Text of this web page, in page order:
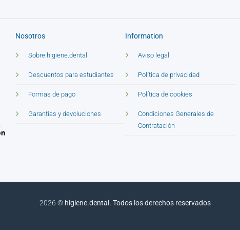
Nosotros
Sobre higiene.dental
Descuentos para estudiantes
Formas de pago
Garantías y devoluciones
Information
Aviso legal
Política de privacidad
Política de cookies
Condiciones Generales de
Contratación
2026 © higiene.dental. Todos los derechos reservados